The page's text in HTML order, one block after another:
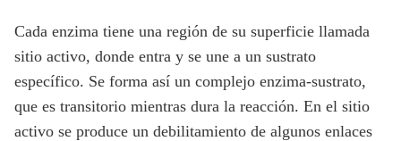
Cada enzima tiene una región de su superficie llamada
sitio activo, donde entra y se une a un sustrato
específico. Se forma así un complejo enzima-sustrato,
que es transitorio mientras dura la reacción. En el sitio
activo se produce un debilitamiento de algunos enlaces